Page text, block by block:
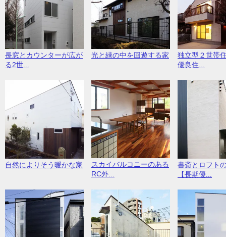
長窓とカウンターが広が
る2世...
光と緑の中を回遊する家
独立型２世帯
優良住...
自然によりそう暖かな家
スカイバルコニーのある
RC外...
書斎とロフト
【長期優...